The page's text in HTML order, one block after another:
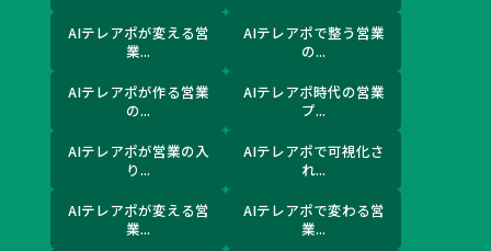
AIテレアポが変える営
業...
AIテレアポで整う営業
の...
AIテレアポが作る営業
の...
AIテレアポ時代の営業
プ...
AIテレアポが営業の入
り...
AIテレアポで可視化さ
れ...
AIテレアポが変える営
業...
AIテレアポで変わる営
業...